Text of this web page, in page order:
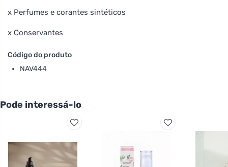
x Perfumes e corantes sintéticos
x Conservantes
Código do produto
NAV444
Pode interessá-lo